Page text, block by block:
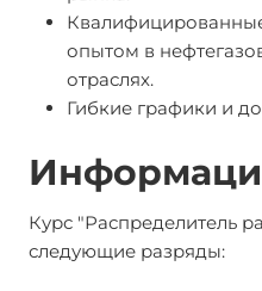
опытом в
отраслях.
Гибкие графики и
Курс "Распределитель
следующие разряды: